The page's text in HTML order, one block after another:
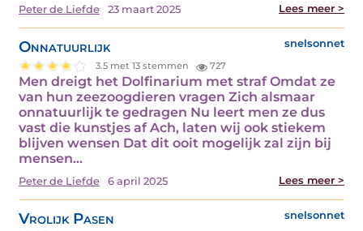
Peter de Liefde 23 maart 2025 Lees meer >
Onnatuurlijk snelsonnet
3.5 met 13 stemmen 727
Men dreigt het Dolfinarium met straf Omdat ze
van hun zeezoogdieren vragen Zich alsmaar
onnatuurlijk te gedragen Nu leert men ze dus
vast die kunstjes af Ach, laten wij ook stiekem
blijven wensen Dat dit ooit mogelijk zal zijn bij
mensen…
Peter de Liefde 6 april 2025 Lees meer >
Vrolijk Pasen snelsonnet